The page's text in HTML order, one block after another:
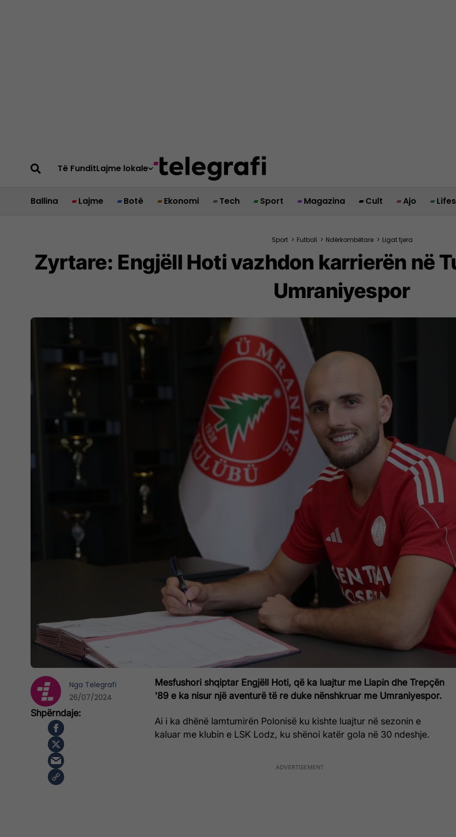
Të FunditLajme lokale
Ballina Lajme Botë Ekonomi Tech Sport Magazina Cult Ajo
Sport > Futboll > Ndërkombëtare > Ligat tjera
Zyrtare: Engjëll Hoti vazhdon karrierën në
Umraniyespor
Mesfushori shqiptar Engjëll Hoti, që ka luajtur me Llapin dhe Trepçën
'89 e ka nisur një aventurë të re duke nënshkruar me Umraniyespor.
Ai i ka dhënë lamtumirën Polonisë ku kishte luajtur në sezonin e
kaluar me klubin e LSK Lodz, ku shënoi katër gola në 30 ndeshje.
Nga Telegrafi
26/07/2024